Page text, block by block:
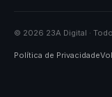
© 2026 23A Digital ·
Política de Privacidade